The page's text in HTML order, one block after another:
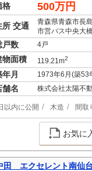
格
500万円
所 交通
青森県青森市長
市営バス中央大
戸数 4戸
物面積 119.21m2
年月 1973年6月(築53
舗名 株式会社太陽不
以内に公開 木造 間取
お気に
田 エクセレント南仙台